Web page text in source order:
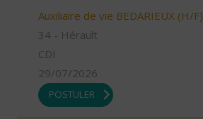
Auxiliaire de vie BEDARIEUX (H/F)
34 - Hérault
CDI
29/07/2026
POSTULER